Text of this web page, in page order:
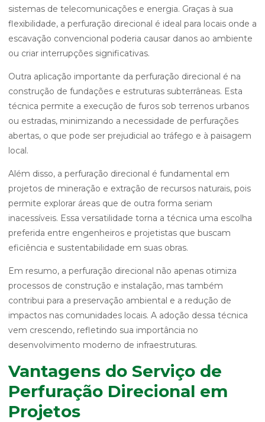
sistemas de telecomunicações e energia. Graças à sua
flexibilidade, a perfuração direcional é ideal para locais onde a
escavação convencional poderia causar danos ao ambiente
ou criar interrupções significativas.
Outra aplicação importante da perfuração direcional é na
construção de fundações e estruturas subterrâneas. Esta
técnica permite a execução de furos sob terrenos urbanos
ou estradas, minimizando a necessidade de perfurações
abertas, o que pode ser prejudicial ao tráfego e à paisagem
local.
Além disso, a perfuração direcional é fundamental em
projetos de mineração e extração de recursos naturais, pois
permite explorar áreas que de outra forma seriam
inacessíveis. Essa versatilidade torna a técnica uma escolha
preferida entre engenheiros e projetistas que buscam
eficiência e sustentabilidade em suas obras.
Em resumo, a perfuração direcional não apenas otimiza
processos de construção e instalação, mas também
contribui para a preservação ambiental e a redução de
impactos nas comunidades locais. A adoção dessa técnica
vem crescendo, refletindo sua importância no
desenvolvimento moderno de infraestruturas.
Vantagens do Serviço de
Perfuração Direcional em
Projetos